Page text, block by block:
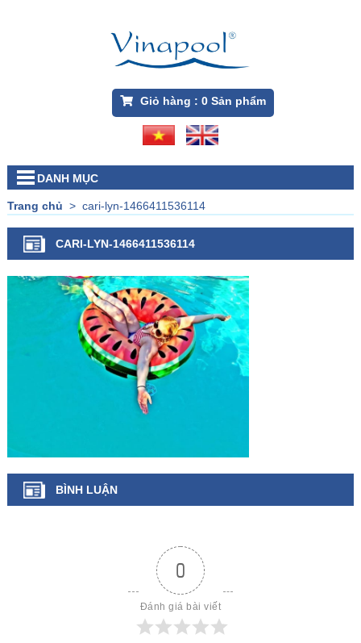
Giỏ hàng : 0Sản phẩm
DANH MỤC
Trang chủ > cari-lyn-1466411536114
CARI-LYN-1466411536114
BÌNH LUẬN
0
Đánh giá bài viết